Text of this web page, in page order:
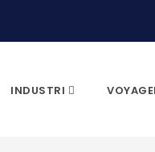
INDUSTRI